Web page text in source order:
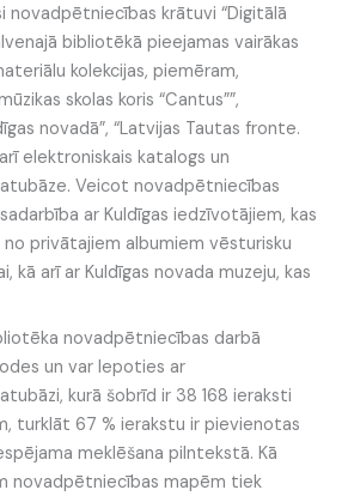
novadpētniecības krātuvi “Digitālā
bibliotēkā pieejamas vairākas
kolekcijas, piemēram,
skolas koris “Cantus””,
novadā”, “Latvijas Tautas fronte.
elektroniskais katalogs un
Veicot novadpētniecības
ar Kuldīgas iedzīvotājiem, kas
privātajiem albumiem vēsturisku
kā arī ar Kuldīgas novada muzeju, kas
novadpētniecības darbā
un var lepoties ar
kurā šobrīd ir 38 168 ieraksti
turklāt 67 % ierakstu ir pievienotas
meklēšana pilntekstā. Kā
novadpētniecības mapēm tiek